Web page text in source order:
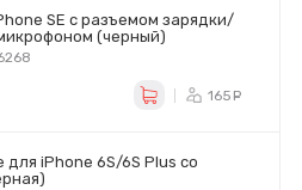
SE с разъемом зарядки/
(черный)
165
для iPhone 6S/6S Plus со